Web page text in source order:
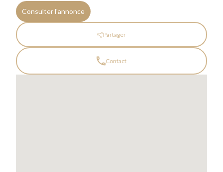
Consulter l'annonce
Partager
Contact